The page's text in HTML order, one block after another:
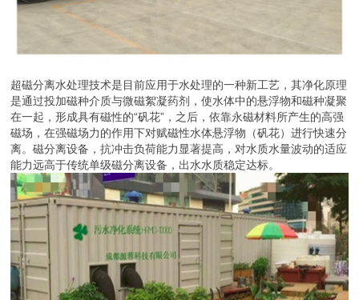
超磁分离水处理技术是目前应用于水处理的一种新工艺，其净化原理
是通过投加磁种介质与微磁絮凝药剂，使水体中的悬浮物和磁种凝聚
在一起，形成具有磁性的“矾花”，之后，依靠永磁材料所产生的高强
磁场，在强磁场力的作用下对赋磁性水体悬浮物（矾花）进行快速分
离。磁分离设备，抗冲击负荷能力显著提高，对水质水量波动的适应
能力远高于传统单级磁分离设备，出水水质稳定达标。